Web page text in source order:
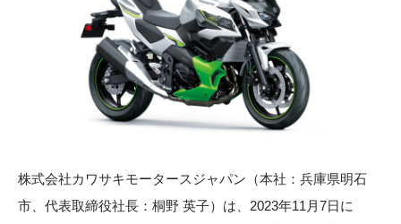
株式会社カワサキモータースジャパン（本社：兵庫県明石
市、代表取締役社長：桐野 英子）は、2023年11月7日に